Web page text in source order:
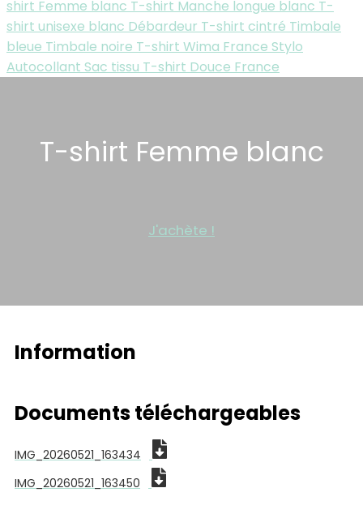
shirt Femme blanc T-shirt Manche longue blanc T-
shirt unisexe blanc Débardeur T-shirt cintré Timbale
bleue Timbale noire T-shirt Wima France Stylo
Autocollant Sac tissu T-shirt Douce France
T-shirt Femme blanc
J'achète !
Information
Documents téléchargeables
IMG_20260521_163434
IMG_20260521_163450